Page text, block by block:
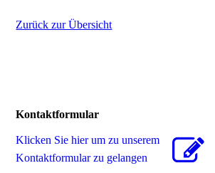
Zurück zur Übersicht
Kontaktformular
Klicken Sie hier um zu unserem
Kon­takt­for­mu­lar zu gelangen